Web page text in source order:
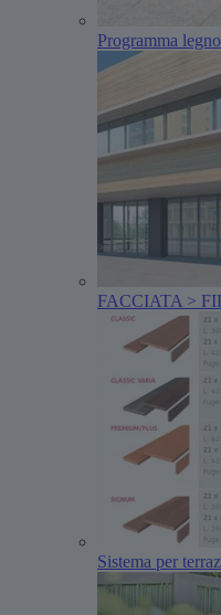
Programma
FACCIATA >
Sistema per